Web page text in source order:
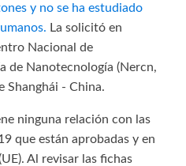
y no se ha estudiado
La solicitó en
Nacional de
de Nanotecnología (Nercn,
Shanghái - China.
ninguna relación con las
que están aprobadas y en
Al revisar las fichas